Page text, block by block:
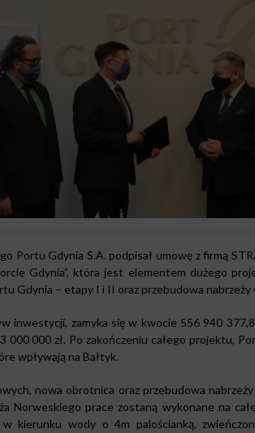
Portu Gdynia S.A. podpisał umowę z firmą
Gdynia”, która jest elementem dużego
Gdynia – etapy I i II oraz przebudowa nabrzeży
inwestycji, zamyka się w kwocie 556 940
000 000 zł. Po zakończeniu całego projektu,
wpływają na Bałtyk.
nowa obrotnica oraz przebudowa
Norweskiego prace zostaną wykonane na
kierunku wody o 4m palościanką,